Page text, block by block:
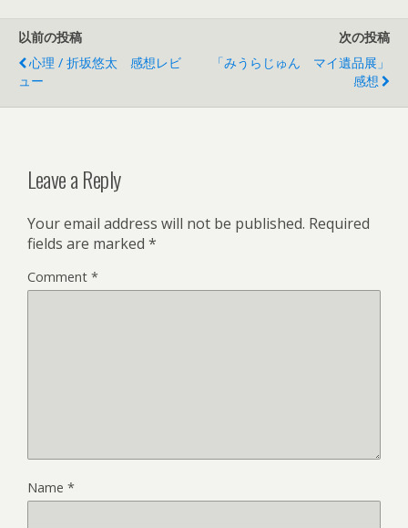
以前の投稿
心理 / 折坂悠太 感想レビ
ュー
次の投稿
「みうらじゅん マイ遺品展」
感想
Leave a Reply
Your email address will not be published. Required
fields are marked *
Comment *
Name *